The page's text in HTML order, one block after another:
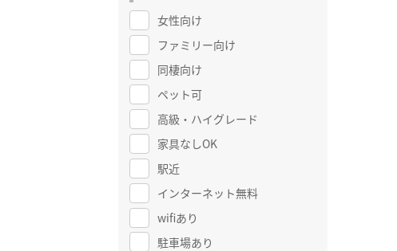
女性向け
ファミリー向け
同棲向け
ペット可
高級・ハイグレード
家具なしOK
駅近
インターネット無料
wifiあり
駐車場あり